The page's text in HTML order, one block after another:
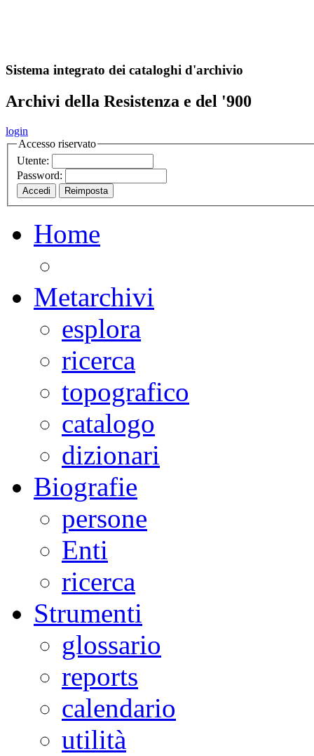
Sistema integrato dei cataloghi d'archivio
Archivi della Resistenza e del '900
login
Accesso riservato
Utente:
Password:
Home
Metarchivi
esplora
ricerca
topografico
catalogo
dizionari
Biografie
persone
Enti
ricerca
Strumenti
glossario
reports
calendario
utilità